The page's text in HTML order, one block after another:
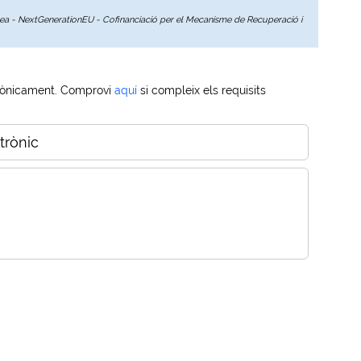
- NextGenerationEU - Cofinanciació per el Mecanisme de Recuperació i
Comprovi aquí si compleix els requisits